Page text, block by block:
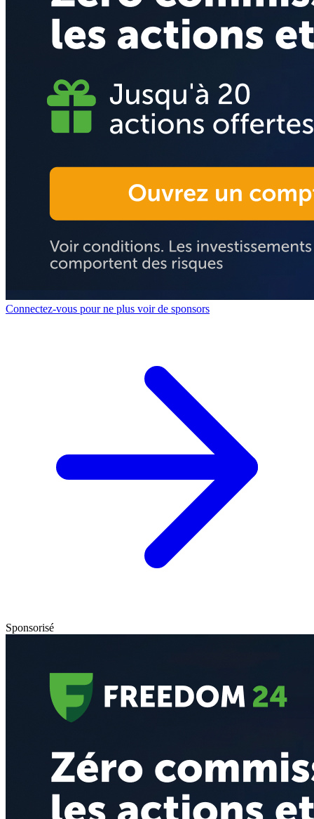
Connectez-vous pour ne plus voir de sponsors
Sponsorisé